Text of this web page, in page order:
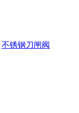
不锈钢刀闸阀